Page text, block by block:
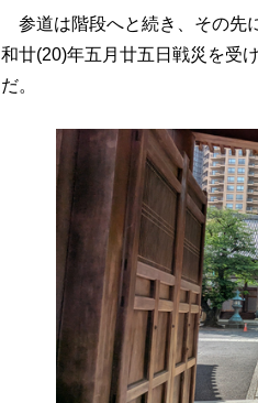
参道は階段へと続き、その先
和廿(20)年五月廿五日戦災を受
だ。